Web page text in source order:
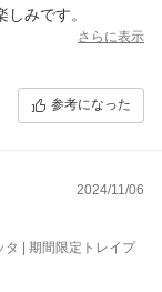
みです。
さらに表示
参考になった
2024/11/06
タ | 期間限定トレイプ